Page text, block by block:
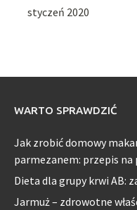
styczeń 2020
WARTO SPRAWDZIĆ
Jak zrobić domowy
parmezanem: przepis
Dieta dla grupy krwi AB:
Jarmuż – zdrowotne